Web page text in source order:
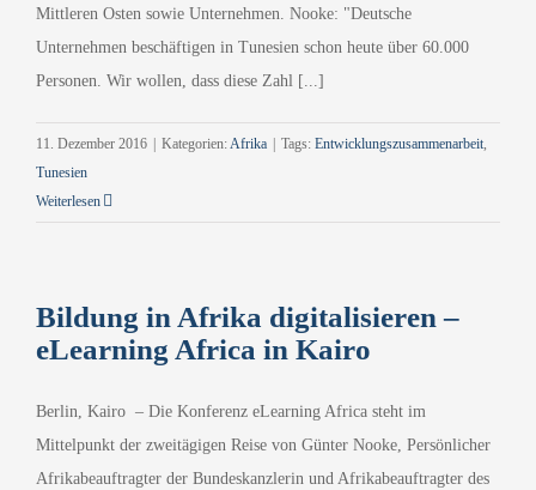
Mittleren Osten sowie Unternehmen. Nooke: "Deutsche
Unternehmen beschäftigen in Tunesien schon heute über 60.000
Personen. Wir wollen, dass diese Zahl [...]
11. Dezember 2016 Kategorien:Afrika Tags: Entwicklungszusammenarbeit,
Tunesien
Weiterlesen
Bildung in Afrika digitalisieren –
eLearning Africa in Kairo
Berlin, Kairo – Die Konferenz eLearning Africa steht im
Mittelpunkt der zweitägigen Reise von Günter Nooke, Persönlicher
Afrikabeauftragter der Bundeskanzlerin und Afrikabeauftragter des